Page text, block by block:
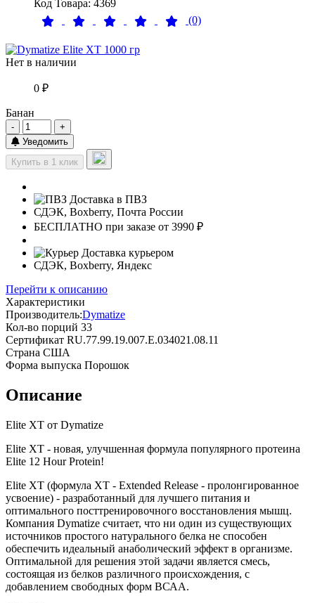
Код Товара: 4369
(0)
Нет в наличии
0 ₽
Банан
-
+
Уведомить
Купить в 1 клик
Доставка в ПВЗ
СДЭК, Boxberry, Почта России
БЕСПЛАТНО при заказе от 3990 ₽
Доставка курьером
СДЭК, Boxberry, Яндекс
Перейти к описанию
Характеристики
Производитель:Dymatize
Кол-во порций 33
Сертификат RU.77.99.19.007.Е.034021.08.11
Страна США
Форма выпуска Порошок
Описание
Elite XT от Dymatize
Elite XT - новая, улучшенная формула популярного протеина
Elite 12 Hour Protein!
Elite XT (формула ХТ - Extended Release - пролонгированное
усвоение) - разработанный для лучшего питания и
оптимального посттренировочного восстановления мышц.
Компания Dymatize считает, что ни один из существующих
источников простого натурального белка не способен
обеспечить идеальный анаболический эффект в организме.
Оптимальной для решения этой задачи является смесь,
состоящая из белков различного происхождения, с
добавлением свободных форм ВСАА.